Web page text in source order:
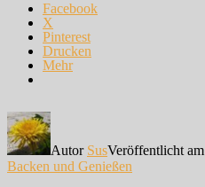
Facebook
X
Pinterest
Drucken
Mehr
Autor SusVeröffentlicht am
Backen und Genießen